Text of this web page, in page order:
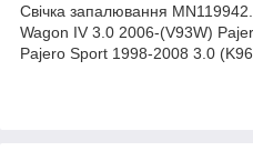
Свічка запалювання
Wagon IV 3.0 2006-(V93W)
Pajero Sport 1998-2008 3.0